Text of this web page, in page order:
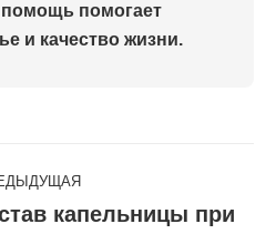
помогает
и качество жизни.
капельницы при